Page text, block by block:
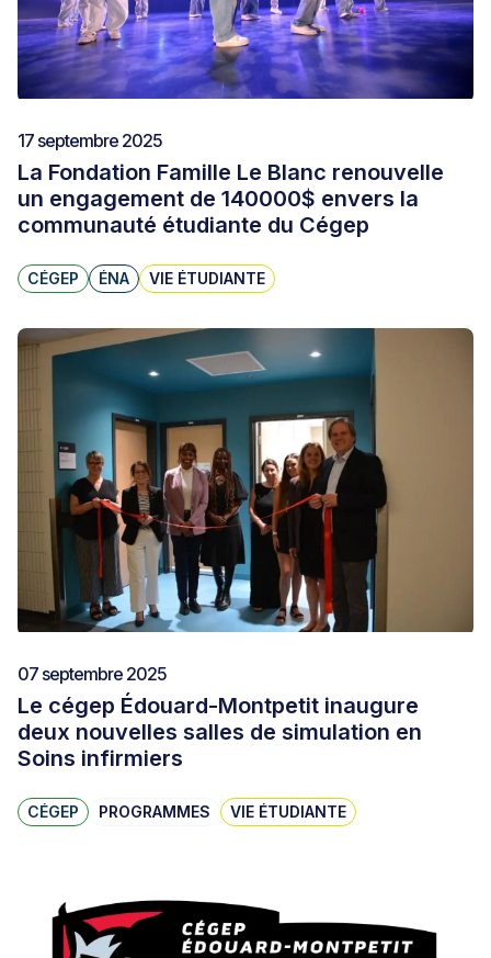
17 septembre 2025
La Fondation Famille Le Blanc renouvelle
un engagement de 140000$ envers la
communauté étudiante du Cégep
CÉGEP ÉNA VIE ÉTUDIANTE
07 septembre 2025
Le cégep Édouard-Montpetit inaugure
deux nouvelles salles de simulation en
Soins infirmiers
CÉGEP PROGRAMMES VIE ÉTUDIANTE